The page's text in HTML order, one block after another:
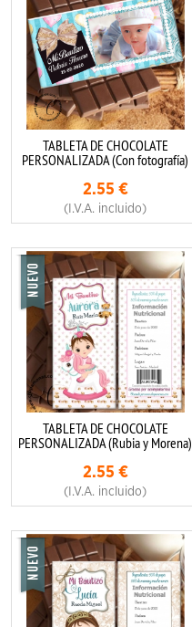
TABLETA DE CHOCOLATE
PERSONALIZADA (Con fotografía)
2.55 €
(I.V.A. incluido)
TABLETA DE CHOCOLATE
PERSONALIZADA (Rubia y Morena)
2.55 €
(I.V.A. incluido)